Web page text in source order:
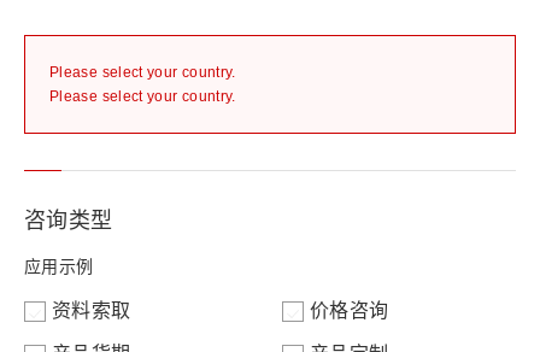
Please select your country.
Please select your country.
咨询类型
应用示例
资料索取 价格咨询